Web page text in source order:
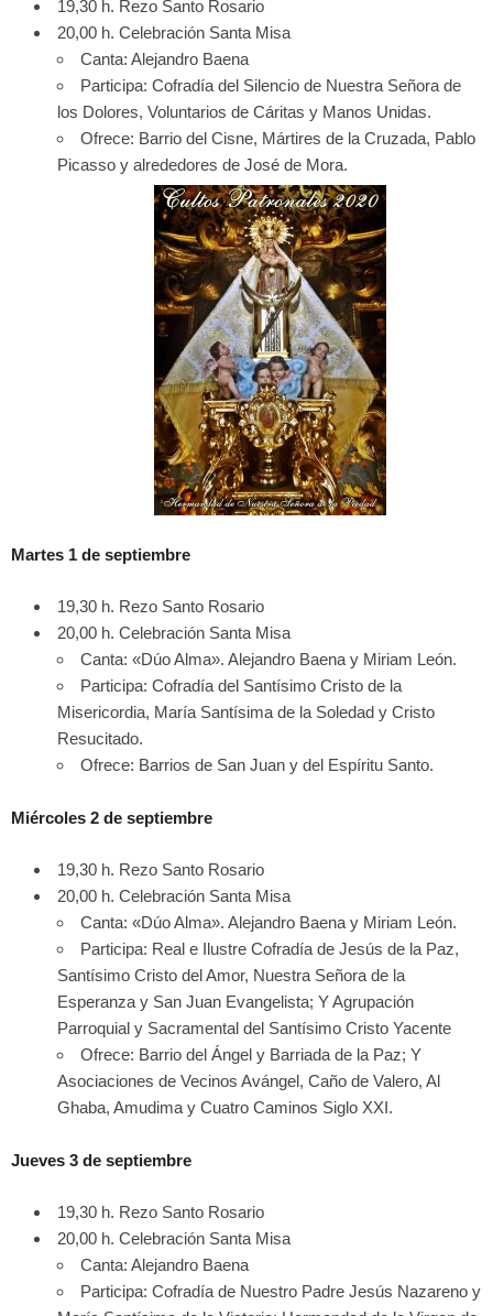
19,30 h. Rezo Santo Rosario
20,00 h. Celebración Santa Misa
Canta: Alejandro Baena
Participa: Cofradía del Silencio de Nuestra Señora de
los Dolores, Voluntarios de Cáritas y Manos Unidas.
Ofrece: Barrio del Cisne, Mártires de la Cruzada, Pablo
Picasso y alrededores de José de Mora.
Martes 1 de septiembre
19,30 h. Rezo Santo Rosario
20,00 h. Celebración Santa Misa
Canta: «Dúo Alma». Alejandro Baena y Miriam León.
Participa: Cofradía del Santísimo Cristo de la
Misericordia, María Santísima de la Soledad y Cristo
Resucitado.
Ofrece: Barrios de San Juan y del Espíritu Santo.
Miércoles 2 de septiembre
19,30 h. Rezo Santo Rosario
20,00 h. Celebración Santa Misa
Canta: «Dúo Alma». Alejandro Baena y Miriam León.
Participa: Real e Ilustre Cofradía de Jesús de la Paz,
Santísimo Cristo del Amor, Nuestra Señora de la
Esperanza y San Juan Evangelista; Y Agrupación
Parroquial y Sacramental del Santísimo Cristo Yacente
Ofrece: Barrio del Ángel y Barriada de la Paz; Y
Asociaciones de Vecinos Avángel, Caño de Valero, Al
Ghaba, Amudima y Cuatro Caminos Siglo XXI.
Jueves 3 de septiembre
19,30 h. Rezo Santo Rosario
20,00 h. Celebración Santa Misa
Canta: Alejandro Baena
Participa: Cofradía de Nuestro Padre Jesús Nazareno y